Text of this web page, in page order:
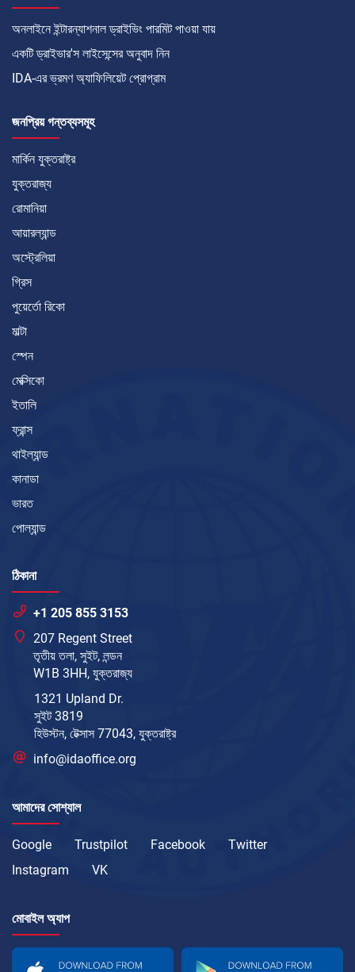
অনলাইনে ইন্টারন্যাশনাল ড্রাইভিং পারমিট পাওয়া যায়
একটি ড্রাইভার'স লাইসেন্সের অনুবাদ নিন
IDA-এর ভ্রমণ অ্যাফিলিয়েট প্রোগ্রাম
জনপ্রিয় গন্তব্যসমূহ
মার্কিন যুক্তরাষ্ট্র
যুক্তরাজ্য
রোমানিয়া
আয়ারল্যান্ড
অস্ট্রেলিয়া
গ্রিস
পুয়ের্তো রিকো
মাল্টা
স্পেন
মেক্সিকো
ইতালি
ফ্রান্স
থাইল্যান্ড
কানাডা
ভারত
পোল্যান্ড
ঠিকানা
+1 205 855 3153
207 Regent Street
তৃতীয় তলা, সুইট, লন্ডন
W1B 3HH, যুক্তরাজ্য
1321 Upland Dr.
সুইট 3819
হিউস্টন, টেক্সাস 77043, যুক্তরাষ্ট্র
info@idaoffice.org
আমাদের সোশ্যাল
Google Trustpilot Facebook
Twitter
Instagram
VK
মোবাইল অ্যাপ